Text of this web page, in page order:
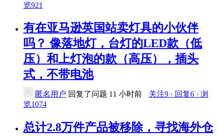
览921
有在亚马逊英国站卖灯具的小伙伴
吗？ 像落地灯，台灯的LED款（低
压）和上灯泡的款（高压），插头
式，不带电池
匿名用户 回复了问题 11 小时前
关注9 · 回复6 · 浏
览1074
总计2.8万件产品被移除，寻找海外仓